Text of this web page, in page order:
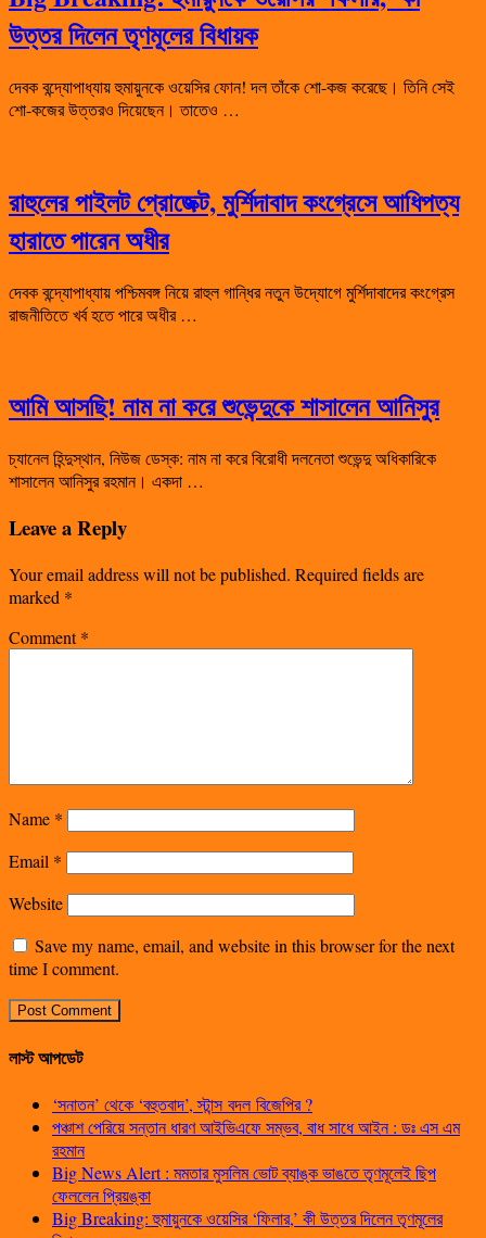
উত্তর দিলেন তৃণমূলের বিধায়ক
দেবক বন্দ্যোপাধ্যায় হুমায়ুনকে ওয়েসির ফোন! দল তাঁকে শো-কজ করেছে। তিনি সেই
শো-কজের উত্তরও দিয়েছেন। তাতেও …
রাহুলের পাইলট প্রোজেক্ট, মুর্শিদাবাদ কংগ্রেসে আধিপত্য
হারাতে পারেন অধীর
দেবক বন্দ্যোপাধ্যায় পশ্চিমবঙ্গ নিয়ে রাহুল গান্ধির নতুন উদ্যোগে মুর্শিদাবাদের কংগ্রেস
রাজনীতিতে খর্ব হতে পারে অধীর …
আমি আসছি! নাম না করে শুভেন্দুকে শাসালেন আনিসুর
চ্যানেল হিন্দুস্থান, নিউজ ডেস্ক: নাম না করে বিরোধী দলনেতা শুভেন্দু অধিকারিকে
শাসালেন আনিসুর রহমান। একদা …
Leave a Reply
Your email address will not be published. Required fields are
marked *
Comment*
Name *
Email *
Website
Save my name, email, and website in this browser for the next
time I comment.
লাস্ট আপডেট
‘সনাতন’ থেকে ‘বহুতবাদ’, স্টান্স বদল বিজেপির ?
পঞ্চাশ পেরিয়ে সন্তান ধারণ আইভিএফে সম্ভব, বাধ সাধে আইন : ডঃ এস এম
রহমান
Big News Alert : মমতার মুসলিম ভোট ব্যাঙ্ক ভাঙতে তৃণমূলেই ছিপ
ফেললেন প্রিয়ঙ্কা
Big Breaking: হুমায়ুনকে ওয়েসির ‘ফিলার,’ কী উত্তর দিলেন তৃণমূলের